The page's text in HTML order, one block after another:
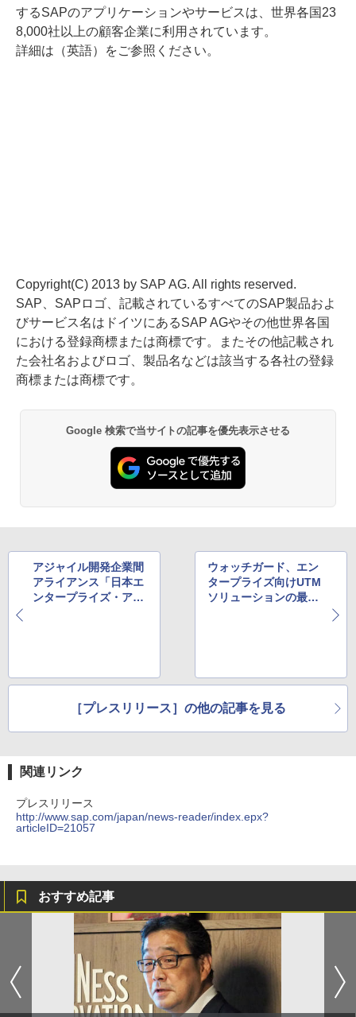
するSAPのアプリケーションやサービスは、世界各国23
8,000社以上の顧客企業に利用されています。
詳細は （英語）をご参照ください。
Copyright(C) 2013 by SAP AG. All rights reserved.
SAP、SAPロゴ、記載されているすべてのSAP製品およ
びサービス名はドイツにあるSAP AGやその他世界各国
における登録商標または商標です。またその他記載され
た会社名およびロゴ、製品名などは該当する各社の登録
商標または商標です。
Google 検索で当サイトの記事を優先表示させる
アジャイル開発企業間
アライアンス「日本エ
ンタープライズ・アジ
ウォッチガード、エン
タープライズ向けUTM
ソリューションの最前
［プレスリリース］の他の記事を見る
関連リンク
プレスリリース
http://www.sap.com/japan/news-reader/index.epx?
articleID=21057
おすすめ記事